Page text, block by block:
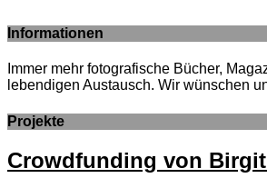
Informationen
Immer mehr fotografische Bücher,
lebendigen Austausch. Wir wünschen
Projekte
Crowdfunding von Birgit